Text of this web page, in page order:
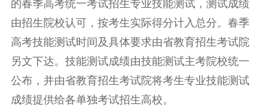
的春季高考统一考试招生专业技能测试，测试成绩
由招生院校认可，按考生实际得分计入总分。春季
高考技能测试时间及具体要求由省教育招生考试院
另文下达。技能测试成绩由技能测试主考院校统一
公布，并由省教育招生考试院将考生专业技能测试
成绩提供给各单独考试招生高校。